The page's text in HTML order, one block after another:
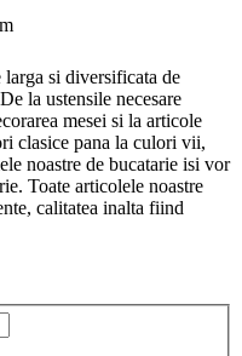
si diversificata de
la ustensile necesare
mesei si la articole
clasice pana la culori vii,
noastre de bucatarie isi vor
Toate articolele noastre
calitatea inalta fiind